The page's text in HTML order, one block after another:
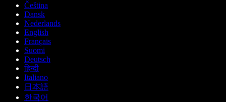
Čeština
Dansk
Nederlands
English
Français
Suomi
Deutsch
हिन्दी
Italiano
日本語
한국어